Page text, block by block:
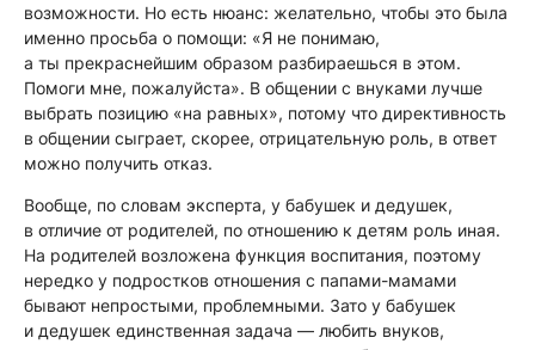
возможности. Но есть нюанс: желательно, чтобы это была
именно просьба о помощи: «Я не понимаю,
а ты прекраснейшим образом разбираешься в этом.
Помоги мне, пожалуйста». В общении с внуками лучше
выбрать позицию «на равных», потому что директивность
в общении сыграет, скорее, отрицательную роль, в ответ
можно получить отказ.
Вообще, по словам эксперта, у бабушек и дедушек,
в отличие от родителей, по отношению к детям роль иная.
На родителей возложена функция воспитания, поэтому
нередко у подростков отношения с папами-мамами
бывают непростыми, проблемными. Зато у бабушек
и дедушек единственная задача — любить внуков,